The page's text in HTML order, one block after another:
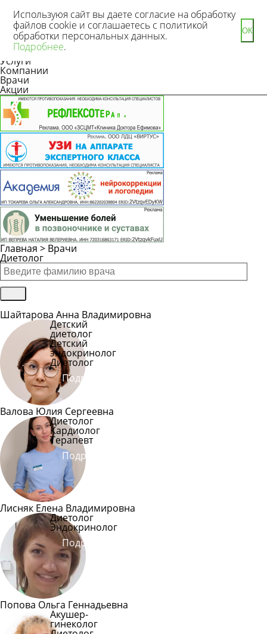
Новости
Статьи
Услуги
Компании
Врачи
Акции
Главная > Врачи
Диетолог
Шайтарова Анна Владимировна
Детский
диетолог
Детский
эндокринолог
Диетолог
Подробнее
Валова Юлия Сергеевна
Диетолог
Кардиолог
Терапевт
Подробнее
Лисняк Елена Владимировна
Диетолог
Эндокринолог
Подробнее
Попова Ольга Геннадьевна
Акушер-
гинеколог
Используюя сайт вы даете согласие на обработку
файлов cookie и соглашаетесь с политикой
обработки персональных данных.
Подробнее.
ОК